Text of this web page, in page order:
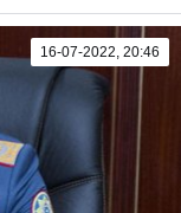
16-07-2022, 20:46